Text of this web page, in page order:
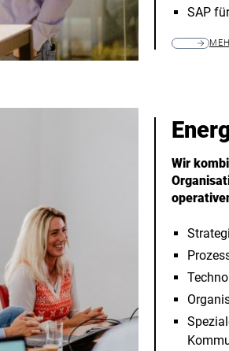
SAP
Wir